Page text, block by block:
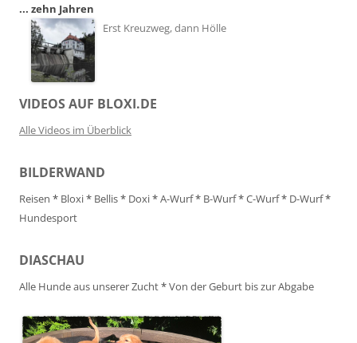
... zehn Jahren
Erst Kreuzweg, dann Hölle
VIDEOS AUF BLOXI.DE
Alle Videos im Überblick
BILDERWAND
Reisen * Bloxi* Bellis* Doxi*A-Wurf* B-Wurf*C-Wurf* D-Wurf*
Hundesport
DIASCHAU
Alle Hunde aus unserer Zucht*Von der Geburt bis zur Abgabe